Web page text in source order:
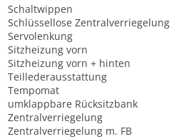
Schaltwippen
Schlüssellose Zentralverriegelung
Servolenkung
Sitzheizung vorn
Sitzheizung vorn + hinten
Teillederausstattung
Tempomat
umklappbare Rücksitzbank
Zentralverriegelung
Zentralverriegelung m. FB